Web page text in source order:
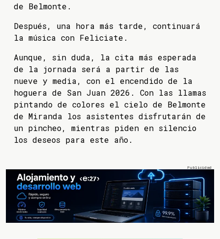
de Belmonte.
Después, una hora más tarde, continuará
la música con Feliciate.
Aunque, sin duda, la cita más esperada
de la jornada será a partir de las
nueve y media, con el encendido de la
hoguera de San Juan 2026. Con las llamas
pintando de colores el cielo de Belmonte
de Miranda los asistentes disfrutarán de
un pincheo, mientras piden en silencio
los deseos para este año.